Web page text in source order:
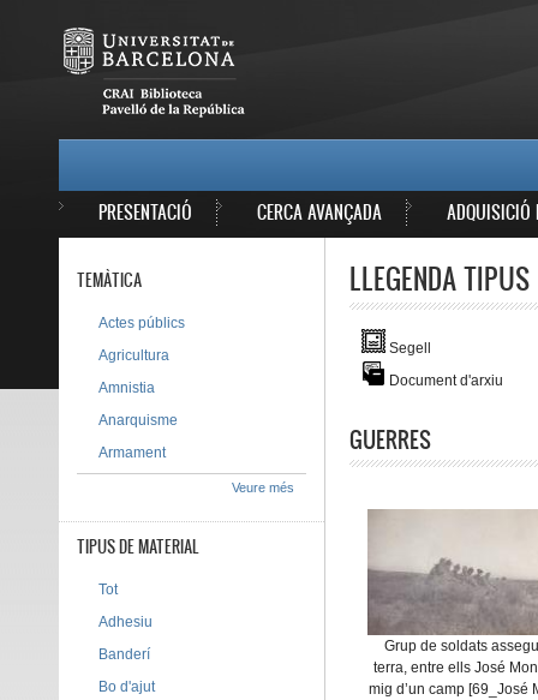
PRESENTACIÓ CERCA AVANÇADA ADQUISICIÓ
LLEGENDA
Segell
Document d'arxiu
GUERRES
Grup de soldats
terra, entre ells José
mig d’un camp [69_José
TEMÀTICA
Actes públics
Agricultura
Amnistia
Anarquisme
Armament
Veure més
TIPUS DE MATERIAL
Tot
Adhesiu
Banderí
Bo d'ajut